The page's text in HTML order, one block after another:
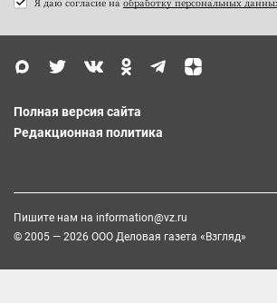
Полная версия сайта
Редакционная политика
Пишите нам на information@vz.ru
© 2005 — 2026 ООО Деловая газета «Взгляд»